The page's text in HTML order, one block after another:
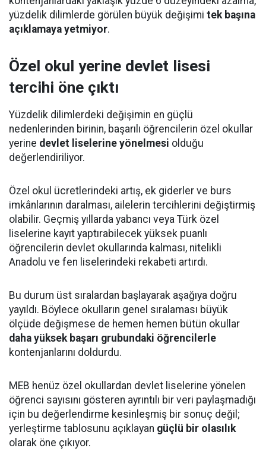
yüzdelik dilimlerde görülen büyük değişimi tek başına
açıklamaya yetmiyor.
Özel okul yerine devlet lisesi
tercihi öne çıktı
Yüzdelik dilimlerdeki değişimin en güçlü
nedenlerinden birinin, başarılı öğrencilerin özel okullar
yerine devlet liselerine yönelmesi olduğu
değerlendiriliyor.
Özel okul ücretlerindeki artış, ek giderler ve burs
imkânlarının daralması, ailelerin tercihlerini değiştirmiş
olabilir. Geçmiş yıllarda yabancı veya Türk özel
liselerine kayıt yaptırabilecek yüksek puanlı
öğrencilerin devlet okullarında kalması, nitelikli
Anadolu ve fen liselerindeki rekabeti artırdı.
Bu durum üst sıralardan başlayarak aşağıya doğru
yayıldı. Böylece okulların genel sıralaması büyük
ölçüde değişmese de hemen hemen bütün okullar
daha yüksek başarı grubundaki öğrencilerle
kontenjanlarını doldurdu.
MEB henüz özel okullardan devlet liselerine yönelen
öğrenci sayısını gösteren ayrıntılı bir veri paylaşmadığı
için bu değerlendirme kesinleşmiş bir sonuç değil;
yerleştirme tablosunu açıklayan güçlü bir olasılık
olarak öne çıkıyor.